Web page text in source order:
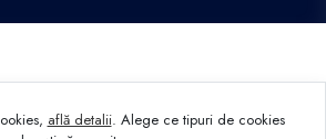
află detalii. Alege ce tipuri de cookies